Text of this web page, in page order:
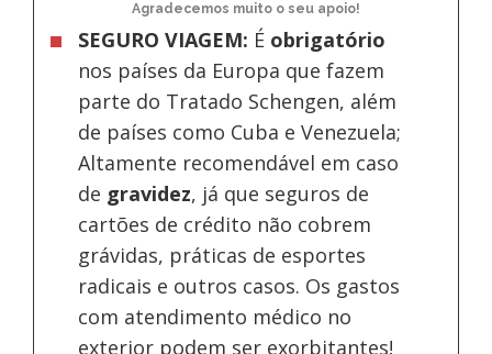
Agradecemos muito o seu apoio!
SEGURO VIAGEM: É obrigatório
nos países da Europa que fazem
parte do Tratado Schengen, além
de países como Cuba e Venezuela;
Altamente recomendável em caso
de gravidez, já que seguros de
cartões de crédito não cobrem
grávidas, práticas de esportes
radicais e outros casos. Os gastos
com atendimento médico no
exterior podem ser exorbitantes!